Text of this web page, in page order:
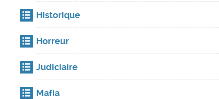
Historique
Horreur
Judiciaire
Mafia